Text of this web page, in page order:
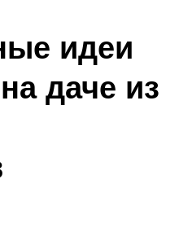
идеи
даче из